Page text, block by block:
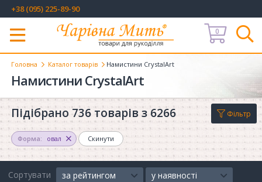
+38 (095) 225-89-90
Меню
0
Головна Каталог товарів Намистини CrystalArt
Намистини CrystalArt
Підібрано 736 товарів з 6266
Форма: овал Скинути
Сортувати за рейтингом
у наявності
Фільтр